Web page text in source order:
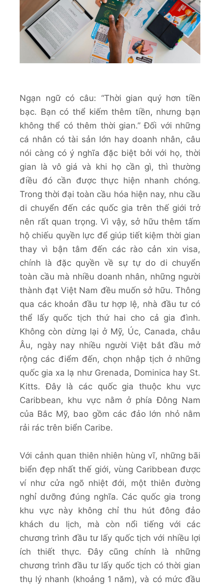
Ngạn ngữ có câu: “Thời gian quý hơn tiền
bạc. Bạn có thể kiếm thêm tiền, nhưng bạn
không thể có thêm thời gian.” Đối với những
cá nhân có tài sản lớn hay doanh nhân, câu
nói càng có ý nghĩa đặc biệt bởi với họ, thời
gian là vô giá và khi họ cần gì, thì thường
điều đó cần được thực hiện nhanh chóng.
Trong thời đại toàn cầu hóa hiện nay, nhu cầu
di chuyển đến các quốc gia trên thế giới trở
nên rất quan trọng. Vì vậy, sở hữu thêm tấm
hộ chiếu quyền lực để giúp tiết kiệm thời gian
thay vì bận tâm đến các rào cản xin visa,
chính là đặc quyền về sự tự do di chuyển
toàn cầu mà nhiều doanh nhân, những người
thành đạt Việt Nam đều muốn sở hữu. Thông
qua các khoản đầu tư hợp lệ, nhà đầu tư có
thể lấy quốc tịch thứ hai cho cả gia đình.
Không còn dừng lại ở Mỹ, Úc, Canada, châu
Âu, ngày nay nhiều người Việt bắt đầu mở
rộng các điểm đến, chọn nhập tịch ở những
quốc gia xa lạ như Grenada, Dominica hay St.
Kitts. Đây là các quốc gia thuộc khu vực
Caribbean, khu vực nằm ở phía Đông Nam
của Bắc Mỹ, bao gồm các đảo lớn nhỏ nằm
rải rác trên biển Caribe.
Với cảnh quan thiên nhiên hùng vĩ, những bãi
biển đẹp nhất thế giới, vùng Caribbean được
ví như cửa ngõ nhiệt đới, một thiên đường
nghỉ dưỡng đúng nghĩa. Các quốc gia trong
khu vực này không chỉ thu hút đông đảo
khách du lịch, mà còn nổi tiếng với các
chương trình đầu tư lấy quốc tịch với nhiều lợi
ích thiết thực. Đây cũng chính là những
chương trình đầu tư lấy quốc tịch có thời gian
thụ lý nhanh (khoảng 1 năm), và có mức đầu